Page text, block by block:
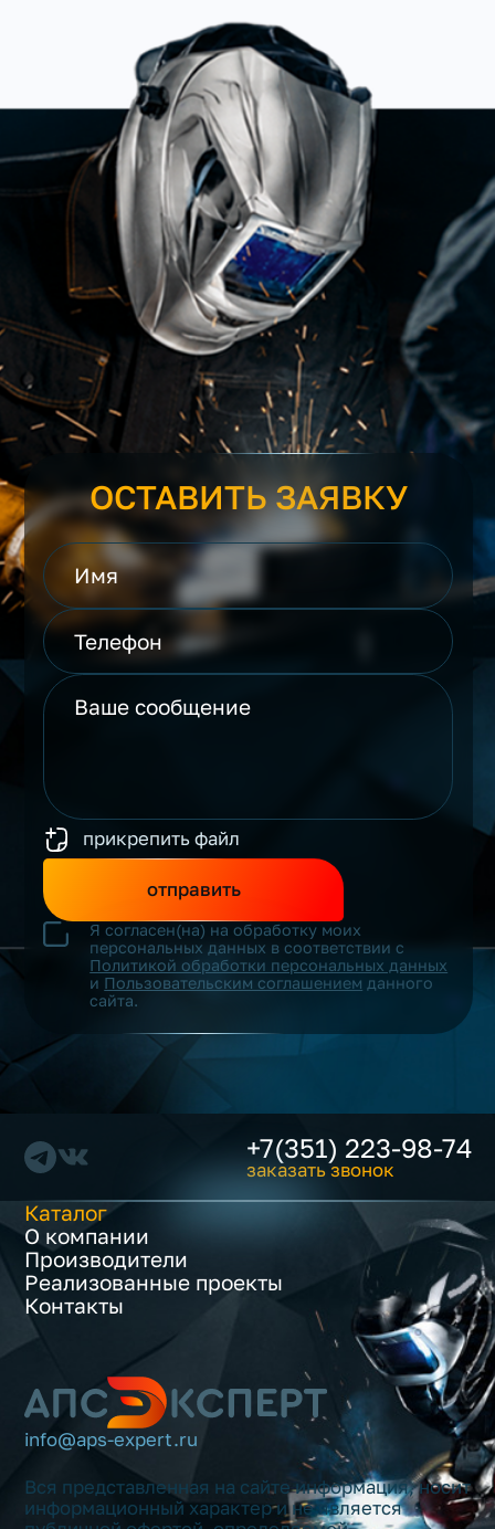
ОСТАВИТЬ ЗАЯВКУ
прикрепить файл
отправить
Я согласен(на) на обработку моих
персональных данных в соответствии с
Политикой обработки персональных данных
и Пользовательским соглашением данного
сайта.
+7(351) 223-98-74
заказать звонок
Каталог
О компании
Производители
Реализованные проекты
Контакты
info@aps-expert.ru
Вся представленная на сайте информация, носит
информационный характер и не является